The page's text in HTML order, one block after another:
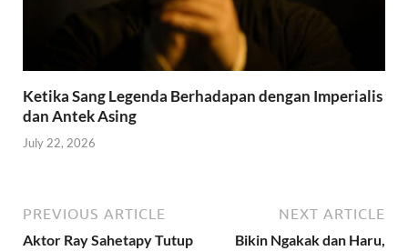
Ketika Sang Legenda Berhadapan dengan Imperialis
dan Antek Asing
July 22, 2026
PREVIOUS ARTICLE
Aktor Ray Sahetapy Tutup
NEXT ARTICLE
Bikin Ngakak dan Haru,